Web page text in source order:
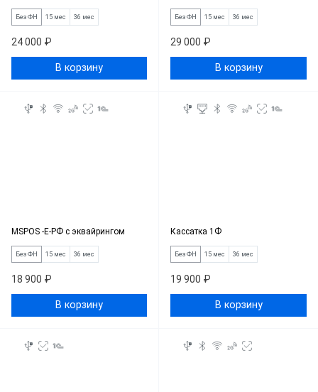
Без ФН 15 мес 36 мес
24 000 ₽
В корзину
Без ФН 15 мес 36 мес
29 000 ₽
В корзину
MSPOS -Е-РФ с эквайрингом
Без ФН 15 мес 36 мес
18 900 ₽
В корзину
Кассатка 1Ф
Без ФН 15 мес 36 мес
19 900 ₽
В корзину